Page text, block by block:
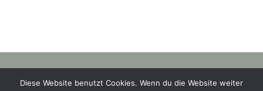
Diese Website benutzt Cookies. Wenn du die Website weiter